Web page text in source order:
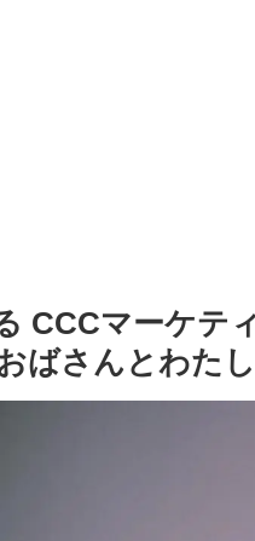
CCCマーケテ
ばさんとわた